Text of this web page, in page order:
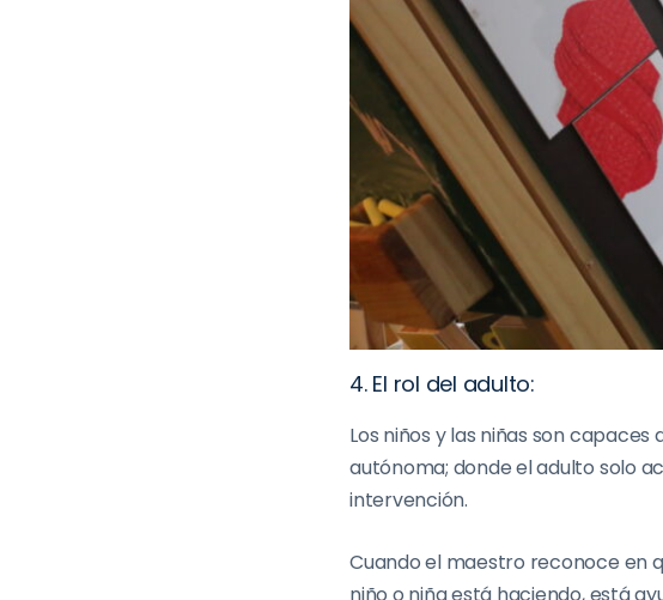
4. El rol del adulto:
Los niños y las niñas son
autónoma; donde el adulto solo
intervención.
Cuando el maestro reconoce en